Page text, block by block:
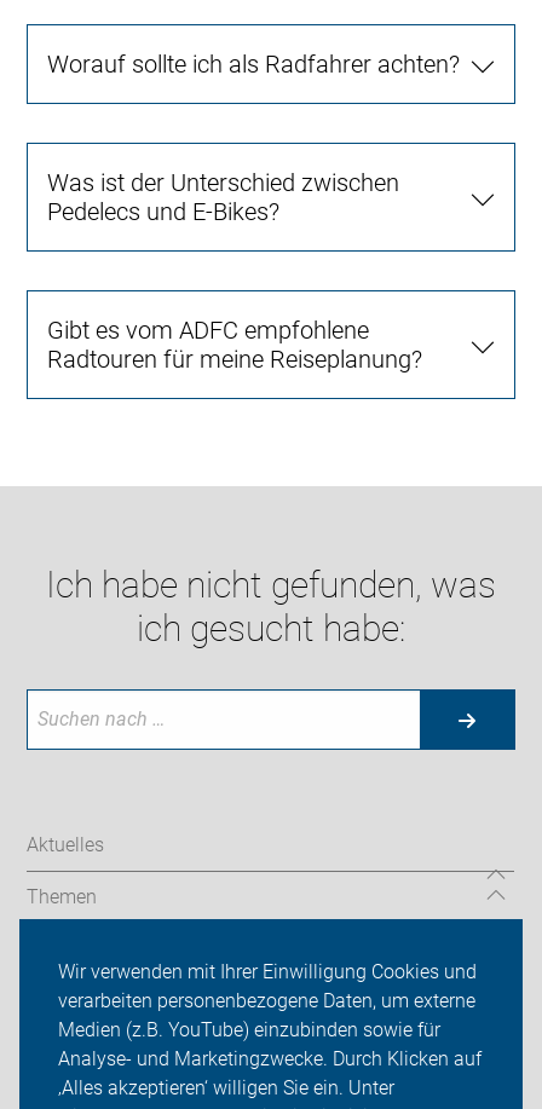
Wir verwenden mit Ihrer Einwilligung Cookies und
verarbeiten personenbezogene Daten, um externe
Medien (z.B. YouTube) einzubinden sowie für
Analyse- und Marketingzwecke. Durch Klicken auf
‚Alles akzeptieren‘ willigen Sie ein. Unter
Worauf sollte ich als Radfahrer achten?
Was ist der Unterschied zwischen
Pedelecs und E-Bikes?
Gibt es vom ADFC empfohlene
Radtouren für meine Reiseplanung?
Ich habe nicht gefunden, was
ich gesucht habe:
Aktuelles
Themen
ADFC Dachau
Sei dabei